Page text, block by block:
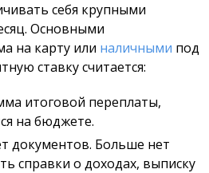
себя крупными
Основными
на карту или наличными под
ставку считается:
итоговой переплаты,
на бюджете.
документов. Больше нет
справки о доходах, выписку